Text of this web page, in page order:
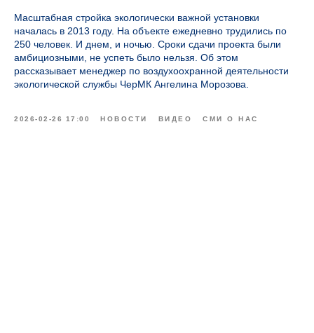
Масштабная стройка экологически важной установки
началась в 2013 году. На объекте ежедневно трудились по
250 человек. И днем, и ночью. Сроки сдачи проекта были
амбициозными, не успеть было нельзя. Об этом
рассказывает менеджер по воздухоохранной деятельности
экологической службы ЧерМК Ангелина Морозова.
2026-02-26 17:00 НОВОСТИ ВИДЕО СМИ О НАС